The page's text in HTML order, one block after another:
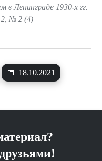
📅 18.10.2021
в Ленинграде 1930-х гг.
№ 2 (4)